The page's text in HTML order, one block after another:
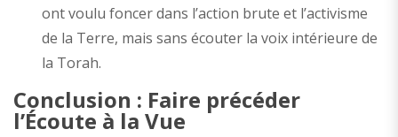
ont voulu foncer dans l’action brute et l’activisme
de la Terre, mais sans écouter la voix intérieure de
la Torah.
Conclusion : Faire précéder
l’Écoute à la Vue